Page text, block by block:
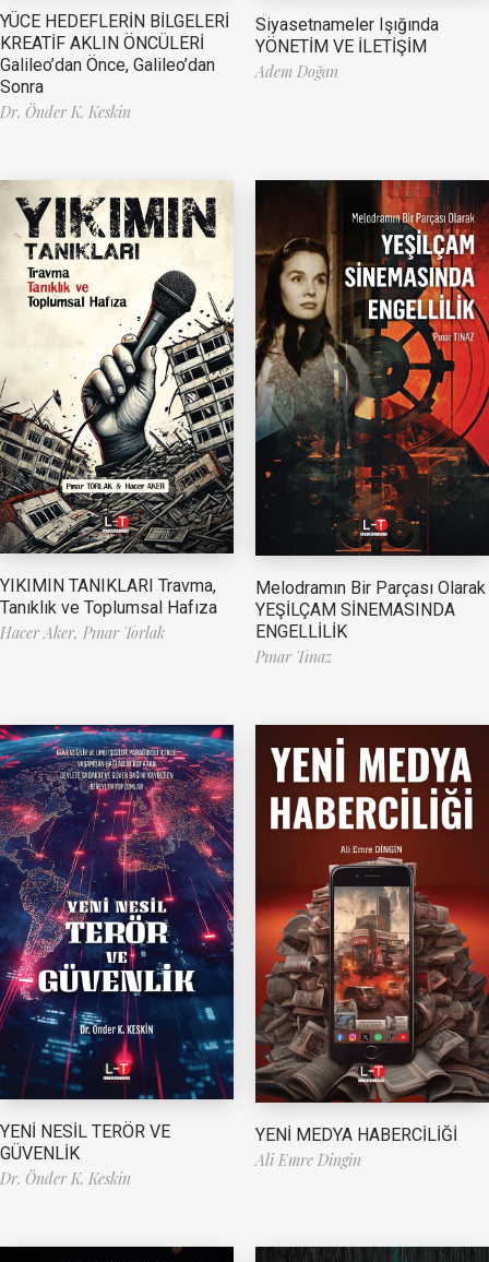
YÜCE HEDEFLERİN BİLGELERİ
KREATİF AKLIN ÖNCÜLERİ
Galileo’dan Önce, Galileo’dan
Sonra
Dr. Önder K. Keskin
Siyasetnameler Işığında
YÖNETİM VE İLETİŞİM
Adem Doğan
YIKIMIN TANIKLARI Travma,
Tanıklık ve Toplumsal Hafıza
Hacer Aker, Pınar Torlak
Melodramın Bir Parçası Olarak
YEŞİLÇAM SİNEMASINDA
ENGELLİLİK
Pınar Tınaz
YENİ NESİL TERÖR VE
GÜVENLİK
Dr. Önder K. Keskin
YENİ MEDYA HABERCİLİĞİ
Ali Emre Dingin